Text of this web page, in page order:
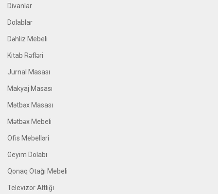
Divanlar
Dolablar
Dəhliz Mebeli
Kitab Rəfləri
Jurnal Masası
Makyaj Masası
Mətbəx Masası
Mətbəx Mebeli
Ofis Mebelləri
Geyim Dolabı
Qonaq Otağı Mebeli
Televizor Altlığı